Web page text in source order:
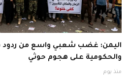
اليمن: غضب شعبي واسع من ردود
والحكومية على هجوم حوثي
منذ يوم